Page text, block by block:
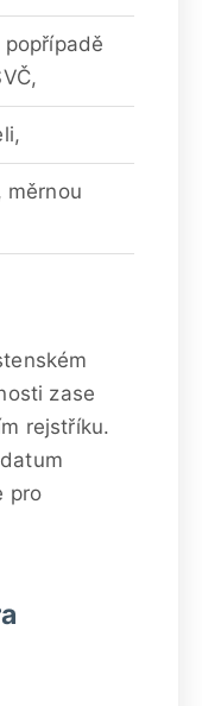
měrnou
zase
rejstříku.
pro